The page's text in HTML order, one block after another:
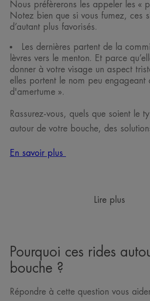
Nous préfèrerons les appeler les «
Notez bien que si vous fumez, ces
d’autant plus favorisés.
Les dernières partent de la
lèvres vers le menton. Et parce
donner à votre visage un aspect
elles portent le nom peu engageant
d'amertume ».
Rassurez-vous, quels que soient le
autour de votre bouche, des
En savoir plus
Lire plus
Pourquoi ces rides
bouche ?
Répondre à cette question vous